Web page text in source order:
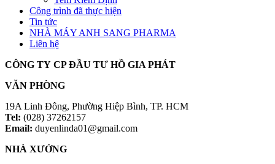
Công trình đã thực hiện
Tin tức
NHÀ MÁY ANH SANG PHARMA
Liên hệ
CÔNG TY CP ĐẦU TƯ HỒ GIA PHÁT
VĂN PHÒNG
19A Linh Đông, Phường Hiệp Bình, TP. HCM
Tel: (028) 37262157
Email: duyenlinda01@gmail.com
NHÀ XƯỞNG